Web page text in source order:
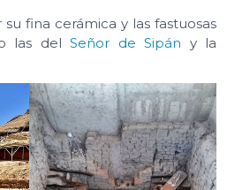
fina cerámica y las fastuosas
las del Señor de Sipán y la